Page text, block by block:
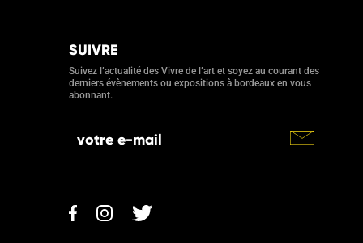
SUIVRE
Suivez l’actualité des Vivre de l’art et soyez au courant des
derniers évènements ou expositions à bordeaux en vous
abonnant.